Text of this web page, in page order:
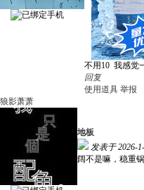
不用10 我感觉
回复
使用道具 举报
狼影萧萧
地板
发表于 2026-
阔不是嘛，稳重